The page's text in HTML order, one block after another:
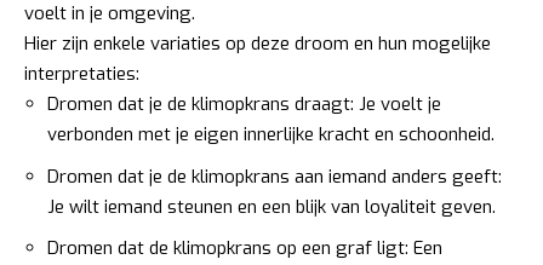
voelt in je omgeving.
Hier zijn enkele variaties op deze droom en hun mogelijke
interpretaties:
Dromen dat je de klimopkrans draagt: Je voelt je
verbonden met je eigen innerlijke kracht en schoonheid.
Dromen dat je de klimopkrans aan iemand anders geeft:
Je wilt iemand steunen en een blijk van loyaliteit geven.
Dromen dat de klimopkrans op een graf ligt: Een